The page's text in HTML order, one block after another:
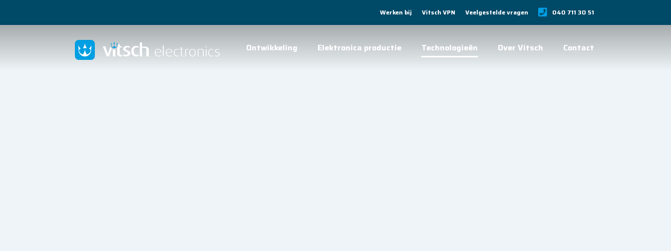
Werken bij Vitsch VPN Veelgestelde vragen 040 711 30 51
Ontwikkeling Elektronica productie Technologieën Over Vitsch Contact